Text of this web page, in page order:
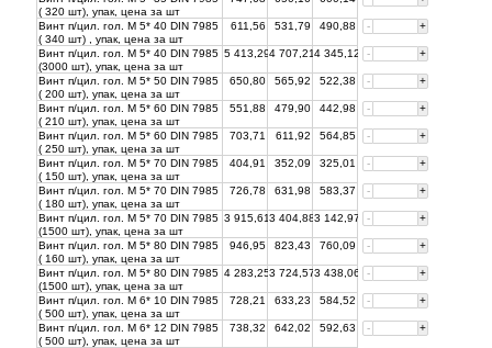
( 320 шт), упак, цена за шт
Винт п/цил. гол. М 5* 40 DIN 7985
( 340 шт) , упак, цена за шт
611,56 531,79 490,88 - +
Винт п/цил. гол. М 5* 40 DIN 7985
(3000 шт), упак, цена за шт
5 413,294 707,214 345,12 - +
Винт п/цил. гол. М 5* 50 DIN 7985
( 200 шт), упак, цена за шт
650,80 565,92 522,38 - +
Винт п/цил. гол. М 5* 60 DIN 7985
( 210 шт), упак, цена за шт
551,88 479,90 442,98 - +
Винт п/цил. гол. М 5* 60 DIN 7985
( 250 шт), упак, цена за шт
703,71 611,92 564,85 - +
Винт п/цил. гол. М 5* 70 DIN 7985
( 150 шт), упак, цена за шт
404,91 352,09 325,01 - +
Винт п/цил. гол. М 5* 70 DIN 7985
( 180 шт), упак, цена за шт
726,78 631,98 583,37 - +
Винт п/цил. гол. М 5* 70 DIN 7985
(1500 шт), упак, цена за шт
3 915,613 404,883 142,97 - +
Винт п/цил. гол. М 5* 80 DIN 7985
( 160 шт), упак, цена за шт
946,95 823,43 760,09 - +
Винт п/цил. гол. М 5* 80 DIN 7985
(1500 шт), упак, цена за шт
4 283,253 724,573 438,06 - +
Винт п/цил. гол. М 6* 10 DIN 7985
( 500 шт), упак, цена за шт
728,21 633,23 584,52 - +
Винт п/цил. гол. М 6* 12 DIN 7985
( 500 шт), упак, цена за шт
738,32 642,02 592,63 - +